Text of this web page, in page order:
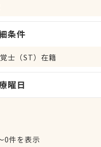
条件
士（ST）在籍
曜日
0件を表示